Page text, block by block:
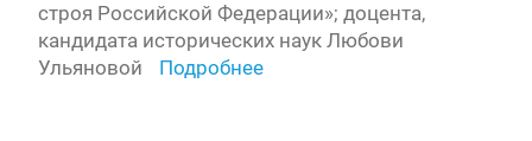
строя Российской Федерации»; доцента,
кандидата исторических наук Любови
Ульяновой
Подробнее